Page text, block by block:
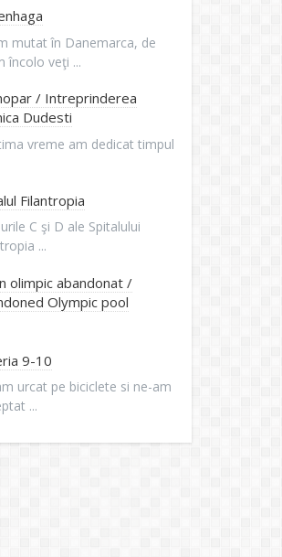
mutat în Danemarca, de
încolo veţi ...
/ Intreprinderea
Dudesti
vreme am dedicat timpul
Filantropia
C şi D ale Spitalului
...
olimpic abandonat /
Olympic pool
9-10
urcat pe biciclete si ne-am
...